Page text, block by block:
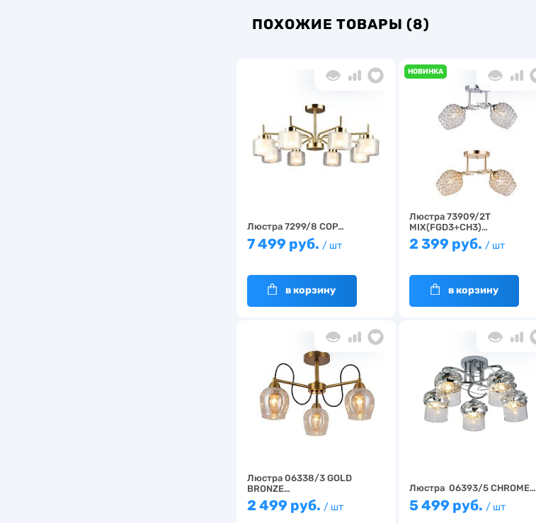
ПОХОЖИЕ ТОВАРЫ (8)
Люстра 7299/8 COP…
7 499 руб. / шт
в корзину
НОВИНКА
Люстра 73909/2T
MIX(FGD3+CH3)…
2 399 руб. / шт
в корзину
Люстра 06338/3 GOLD
BRONZE…
2 499 руб. / шт
Люстра 06393/5 CHROME…
5 499 руб. / шт